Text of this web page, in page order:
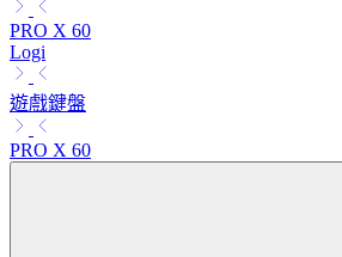
PRO X 60
Logi
遊戲鍵盤
PRO X 60